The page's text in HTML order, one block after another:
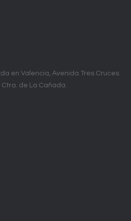
en Valencia, Avenida Tres Cruces
Ctra. de La Cañada.